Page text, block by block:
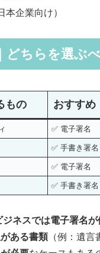
企業向け）
どちらを選ぶ
もの おすすめ
✅ 電子署名
✅ 手書き署名
✅ 電子署名
✅ 手書き署名
ネスでは電子署名が
ある書類（例：遺言